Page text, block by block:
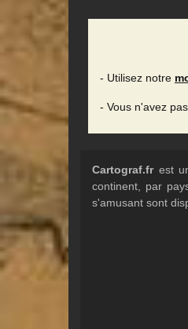
- Utilisez notre
- Vous n'avez
Cartograf.frest
continent, par
s'amusant sont